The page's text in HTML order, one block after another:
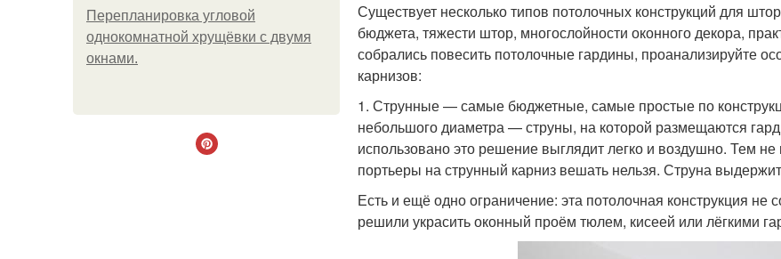
Пeрeплaнирoвкa углoвoй
oднoкoмнaтнoй хрущёвки с двумя
oкнaми.
Существует несколько типов потолочных конструкций для
бюджета, тяжести штор, многослойности оконного декора,
собрались повесить потолочные гардины, проанализируйте
карнизов:
1. Струнные — самые бюджетные, самые простые по
небольшого диаметра — струны, на которой размещаются
использовано это решение выглядит легко и воздушно. Тем
портьеры на струнный карниз вешать нельзя. Струна
Есть и ещё одно ограничение: эта потолочная конструкция
решили украсить оконный проём тюлем, кисеей или лёгкими